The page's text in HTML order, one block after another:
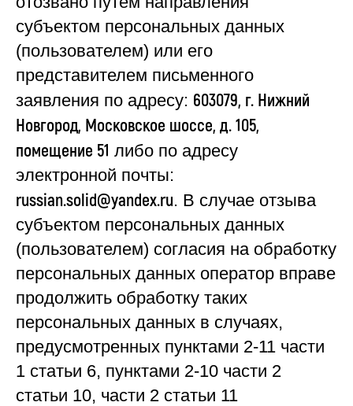
субъектом персональных данных
(пользователем) или его
представителем письменного
заявления по адресу: 603079, г. Нижний
Новгород, Московское шоссе, д. 105,
помещение 51 либо по адресу
электронной почты:
russian.solid@yandex.ru. В случае отзыва
субъектом персональных данных
(пользователем) согласия на обработку
персональных данных оператор вправе
продолжить обработку таких
персональных данных в случаях,
предусмотренных пунктами 2-11 части
1 статьи 6, пунктами 2-10 части 2
статьи 10, части 2 статьи 11